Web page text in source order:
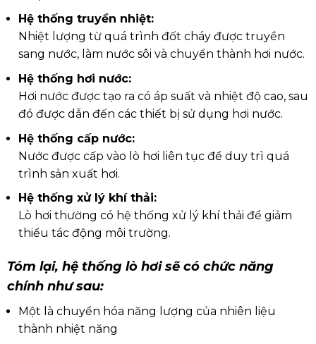
Hệ thống truyền nhiệt:
Nhiệt lượng từ quá trình đốt cháy được truyền
sang nước, làm nước sôi và chuyển thành hơi nước.
Hệ thống hơi nước:
Hơi nước được tạo ra có áp suất và nhiệt độ cao, sau
đó được dẫn đến các thiết bị sử dụng hơi nước.
Hệ thống cấp nước:
Nước được cấp vào lò hơi liên tục để duy trì quá
trình sản xuất hơi.
Hệ thống xử lý khí thải:
Lò hơi thường có hệ thống xử lý khí thải để giảm
thiểu tác động môi trường.
Tóm lại, hệ thống lò hơi sẽ có chức năng
chính như sau:
Một là chuyển hóa năng lượng của nhiên liệu
thành nhiệt năng